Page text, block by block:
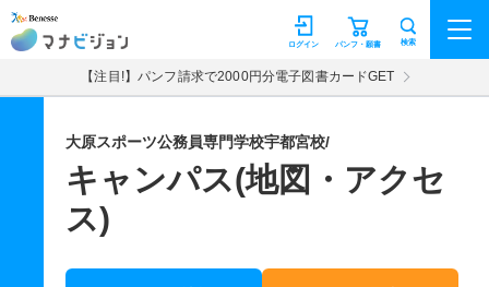
マナビジョン パンフ・願書
ログイン 検索
【注目!】パンフ請求で2000円分電子図書カードGET
大原スポーツ公務員専門学校宇都宮校/
キャンパス(地図・アクセ
ス)